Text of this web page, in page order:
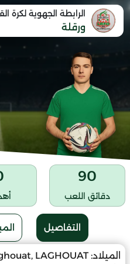
الرابطة الجهوية لكرة
ورقلة
90
دقائق اللعب
التفاصيل
الميلاد: LAGHOUAT